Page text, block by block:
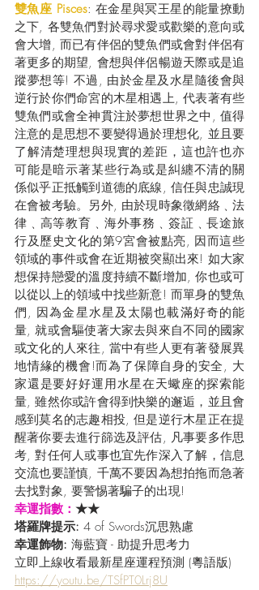
雙魚座 Pisces: 在金星與冥王星的能量撩動
之下, 各雙魚們對於尋求愛或歡樂的意向或
會大增, 而已有伴侶的雙魚們或會對伴侶有
著更多的期望, 會想與伴侶暢遊天際或是追
蹤夢想等! 不過, 由於金星及水星隨後會與
逆行於你們命宮的木星相遇上, 代表著有些
雙魚們或會全神貫注於夢想世界之中, 值得
注意的是思想不要變得過於理想化, 並且要
了解清楚理想與現實的差距，這也許也亦
可能是暗示著某些行為或是糾纏不清的關
係似乎正抵觸到道德的底線, 信任與忠誠現
在會被考驗。另外, 由於現時象徵網絡﹑法
律﹑高等教育﹑海外事務﹑簽証﹑長途旅
行及歷史文化的第9宮會被點亮, 因而這些
領域的事件或會在近期被突顯出來! 如大家
想保持戀愛的溫度持續不斷增加, 你也或可
以從以上的領域中找些新意! 而單身的雙魚
們, 因為金星水星及太陽也載滿好奇的能
量, 就或會驅使著大家去與來自不同的國家
或文化的人來往, 當中有些人更有著發展異
地情緣的機會!而為了保障自身的安全, 大
家還是要好好運用水星在天蠍座的探索能
量, 雖然你或許會得到快樂的邂逅，並且會
感到莫名的志趣相投, 但是逆行木星正在提
醒著你要去進行篩选及評估, 凡事要多作思
考, 對任何人或事也宜先作深入了解，信息
交流也要謹慎, 千萬不要因為想拍拖而急著
去找對象, 要警惕著騙子的出現!
幸運指數： ★★
塔羅牌提示: 4 of Swords沉思熟慮
幸運飾物: 海藍寶 - 助提升思考力
立即上線收看最新星座運程預測 (粵語版)
https://youtu.be/TSfPT0Lrj8U